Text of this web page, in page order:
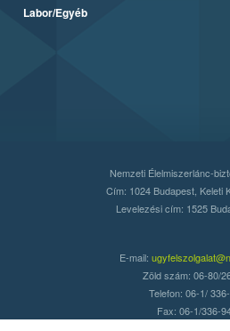
Labor/Egyéb
Nemzeti Élelmiszerlánc-
Cím: 1024 Budapest, Keleti
Levelezési cím: 1525
E-mail:
Zöld szám: 06-80/
Telefon: 06-1/
Fax: 06-1/336-